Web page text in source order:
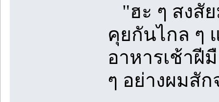
"ฮะ ๆ สงสั
คุยกันไกล ๆ
อาหารเช้าฝี
ๆ อย่างผมสั